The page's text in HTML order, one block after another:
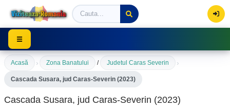
Viziteaza Romania | Obiective Turistice | Trasee
☰
Acasă › Zona Banatului / Judetul Caras Severin ›
Cascada Susara, jud Caras-Severin (2023)
Cascada Susara, jud Caras-Severin (2023)